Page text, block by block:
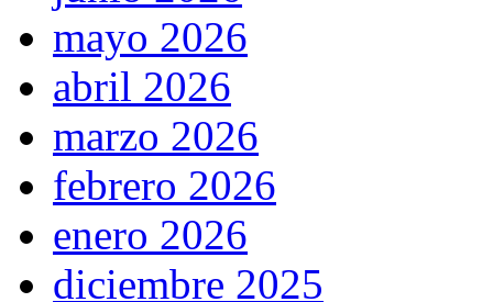
mayo 2026
abril 2026
marzo 2026
febrero 2026
enero 2026
diciembre 2025